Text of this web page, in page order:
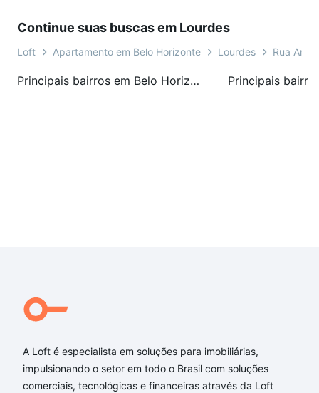
Continue suas buscas em Lourdes
Loft Apartamento em Belo Horizonte Lourdes Rua
Principais bairros em Belo Horizonte, MG
A Loft é especialista em soluções para imobiliárias,
impulsionando o setor em todo o Brasil com soluções
comerciais, tecnológicas e financeiras através da Loft